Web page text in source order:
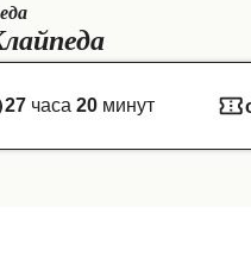
27часа 20минут